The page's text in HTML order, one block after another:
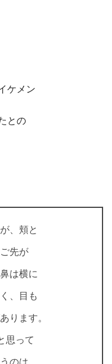
ケメン
との
、頬と
先が
は横に
、目も
ります。
思って
のは、